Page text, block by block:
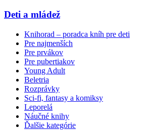
Deti a mládež
Knihorad – poradca kníh pre deti
Pre najmenších
Pre prvákov
Pre pubertiakov
Young Adult
Beletria
Rozprávky
Sci-fi, fantasy a komiksy
Leporelá
Náučné knihy
Ďalšie kategórie